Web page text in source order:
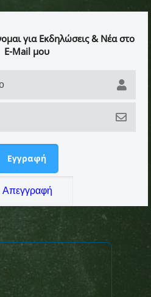
για Εκδηλώσεις & Νέα στο
E-Mail μου